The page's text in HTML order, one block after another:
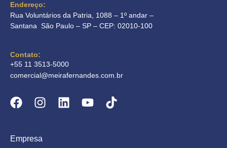
Endereço:
Rua Voluntários da Patria, 1088 – 1º andar –
Santana São Paulo – SP – CEP: 02010-100
Contato:
+55 11 3513-5000
comercial@meirafernandes.com.br
Empresa